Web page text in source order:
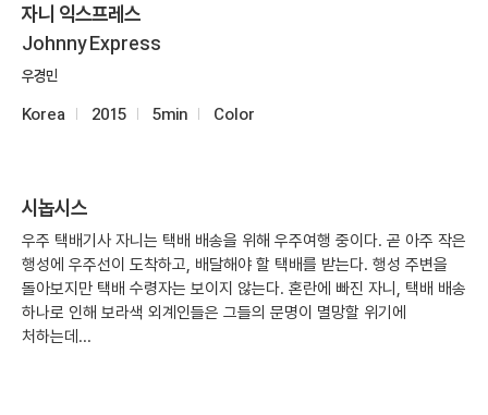
자니 익스프레스
Johnny Express
우경민
Korea 2015 5min Color
시놉시스
우주 택배기사 자니는 택배 배송을 위해 우주여행 중이다. 곧 아주 작은
행성에 우주선이 도착하고, 배달해야 할 택배를 받는다. 행성 주변을
돌아보지만 택배 수령자는 보이지 않는다. 혼란에 빠진 자니, 택배 배송
하나로 인해 보라색 외계인들은 그들의 문명이 멸망할 위기에
처하는데...